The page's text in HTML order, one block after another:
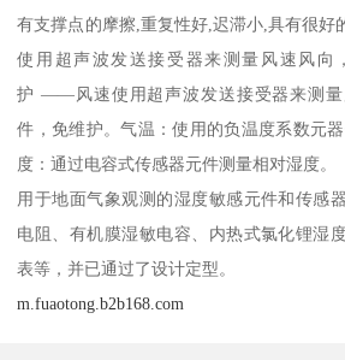
有支撑点的摩擦,重复性好,迟滞小,具有很好
使用超声波发送接受器来测量风速风向
护 ——风速使用超声波发送接受器来测量
件，免维护。气温：使用的负温度系数元
度：通过电容式传感器元件测量相对湿度。
用于地面气象观测的湿度敏感元件和传感
电阻、有机膜湿敏电容、内热式氯化锂湿
表等，并已通过了设计定型。
m.fuaotong.b2b168.com